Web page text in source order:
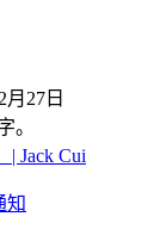
27日
。
| Jack Cui